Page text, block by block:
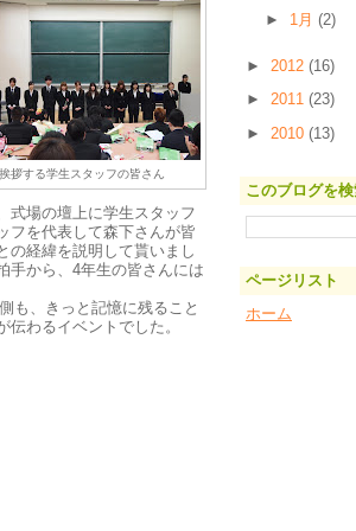
挨拶する学生スタッフの皆さん
式場の壇上に学生スタッフ
フを代表して森下さんが皆
の経緯を説明して貰いまし
手から、4年生の皆さんには
も、きっと記憶に残ること
わるイベントでした。
► 1月 (2)
► 2012 (16)
► 2011 (23)
► 2010 (13)
このブログを
ページリスト
ホーム